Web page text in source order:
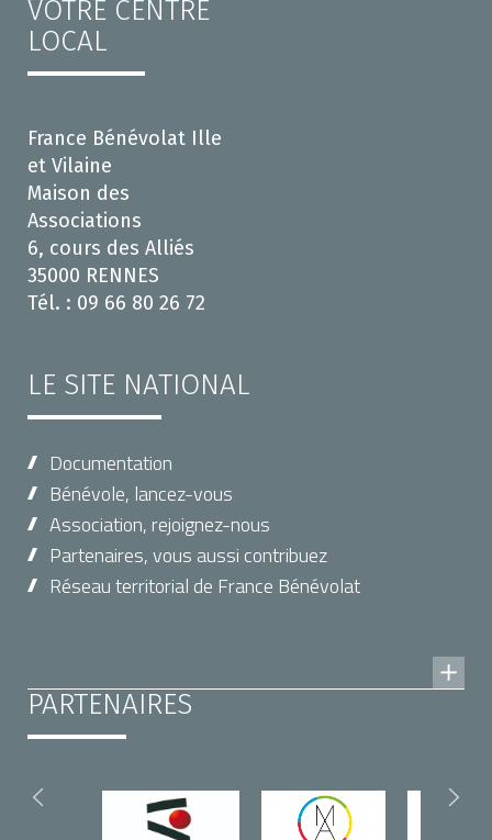
VOTRE CENTRE
LOCAL
France Bénévolat Ille
et Vilaine
Maison des
Associations
6, cours des Alliés
35000 RENNES
Tél. : 09 66 80 26 72
LE SITE NATIONAL
Documentation
Bénévole, lancez-vous
Association, rejoignez-nous
Partenaires, vous aussi contribuez
Réseau territorial de France Bénévolat
PARTENAIRES